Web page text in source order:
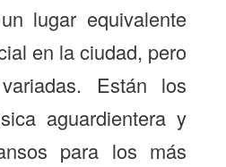
lugar equivalente
en la ciudad, pero
Están los
aguardientera y
para los más